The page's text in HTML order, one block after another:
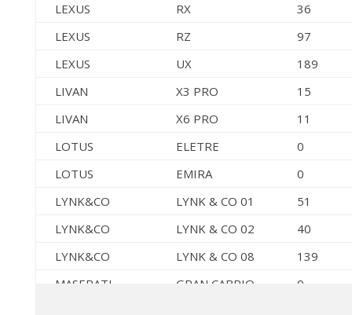
LEXUS
RX
36
LEXUS
RZ
97
LEXUS
UX
189
LIVAN
X3 PRO
15
LIVAN
X6 PRO
11
LOTUS
ELETRE
0
LOTUS
EMIRA
0
LYNK&CO
LYNK & CO 01
51
LYNK&CO
LYNK & CO 02
40
LYNK&CO
LYNK & CO 08
139
MASERATI
GRAN CABRIO
0